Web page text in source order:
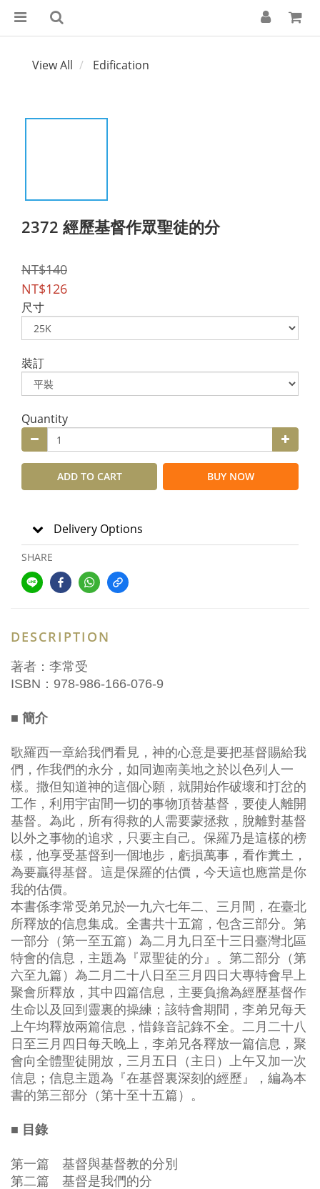
View All Edification
2372 經歷基督作眾聖徒的分
NT$140
NT$126
尺寸
裝訂
Quantity
ADD TO CART BUY NOW
Delivery Options
SHARE
DESCRIPTION
著者：李常受
ISBN：978-986-166-076-9
■ 簡介
歌羅西一章給我們看見，神的心意是要把基督賜給我
們，作我們的永分，如同迦南美地之於以色列人一
樣。撒但知道神的這個心願，就開始作破壞和打岔的
工作，利用宇宙間一切的事物頂替基督，要使人離開
基督。為此，所有得救的人需要蒙拯救，脫離對基督
以外之事物的追求，只要主自己。保羅乃是這樣的榜
樣，他享受基督到一個地步，虧損萬事，看作糞土，
為要贏得基督。這是保羅的估價，今天這也應當是你
我的估價。
本書係李常受弟兄於一九六七年二、三月間，在臺北
所釋放的信息集成。全書共十五篇，包含三部分。第
一部分（第一至五篇）為二月九日至十三日臺灣北區
特會的信息，主題為『眾聖徒的分』。第二部分（第
六至九篇）為二月二十八日至三月四日大專特會早上
聚會所釋放，其中四篇信息，主要負擔為經歷基督作
生命以及回到靈裏的操練；該特會期間，李弟兄每天
上午均釋放兩篇信息，惜錄音記錄不全。二月二十八
日至三月四日每天晚上，李弟兄各釋放一篇信息，聚
會向全體聖徒開放，三月五日（主日）上午又加一次
信息；信息主題為『在基督裏深刻的經歷』，編為本
書的第三部分（第十至十五篇）。
■ 目錄
第一篇 基督與基督教的分別
第二篇 基督是我們的分